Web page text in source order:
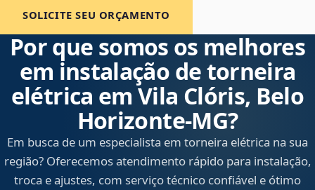
SOLICITE SEU ORÇAMENTO
Por que somos os melhores
em instalação de torneira
elétrica em Vila Clóris, Belo
Horizonte‑MG?
Em busca de um especialista em torneira elétrica na sua
região? Oferecemos atendimento rápido para instalação,
troca e ajustes, com serviço técnico confiável e ótimo